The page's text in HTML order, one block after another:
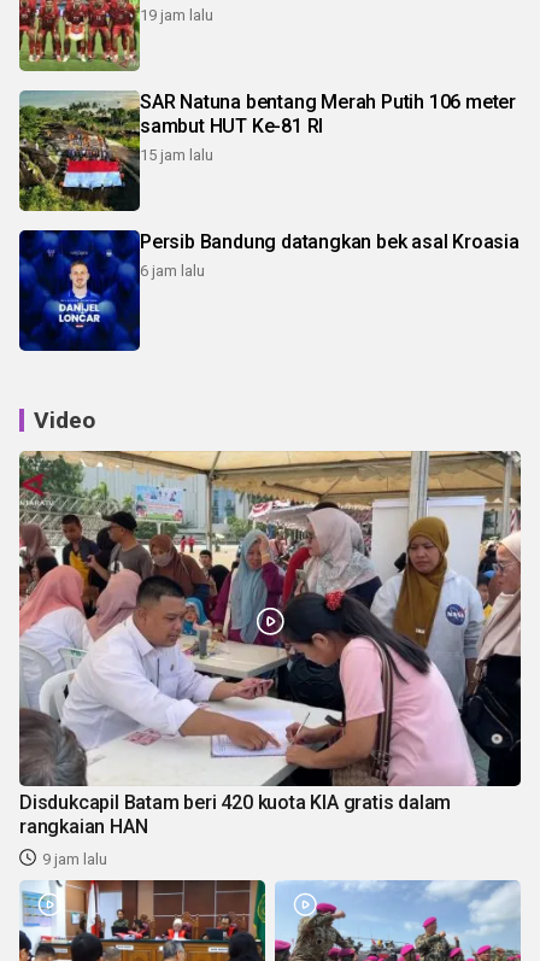
19 jam lalu
SAR Natuna bentang Merah Putih 106 meter
sambut HUT Ke-81 RI
15 jam lalu
Persib Bandung datangkan bek asal Kroasia
6 jam lalu
Video
Disdukcapil Batam beri 420 kuota KIA gratis dalam
rangkaian HAN
9 jam lalu